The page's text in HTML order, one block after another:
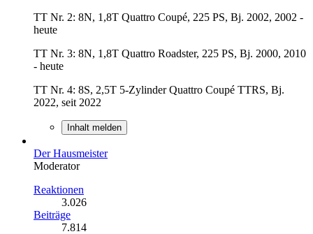
TT Nr. 2: 8N, 1,8T Quattro Coupé, 225 PS, Bj. 2002, 2002 -
heute
TT Nr. 3: 8N, 1,8T Quattro Roadster, 225 PS, Bj. 2000, 2010
- heute
TT Nr. 4: 8S, 2,5T 5-Zylinder Quattro Coupé TTRS, Bj.
2022, seit 2022
Inhalt melden
Der Hausmeister
Moderator
Reaktionen
3.026
Beiträge
7.814